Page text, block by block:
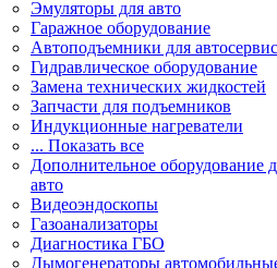
Эмуляторы для авто
Гаражное оборудование
Автоподъемники для
Гидравлическое оборудование
Замена технических жидкостей
Запчасти для подъемников
Индукционные нагреватели
... Показать все
Дополнительное оборудование
авто
Видеоэндоскопы
Газоанализаторы
Диагностика ГБО
Дымогенераторы